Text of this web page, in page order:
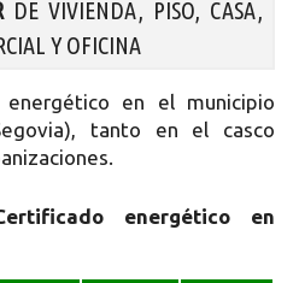
DE VIVIENDA, PISO, CASA,
Y OFICINA
en el municipio
tanto en el casco
energético en